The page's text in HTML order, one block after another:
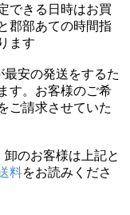
できる日時はお買
郡部あての時間指
ます
安の発送をするた
す。お客様のご希
ご請求させていた
のお客様は上記と
料をお読みくださ